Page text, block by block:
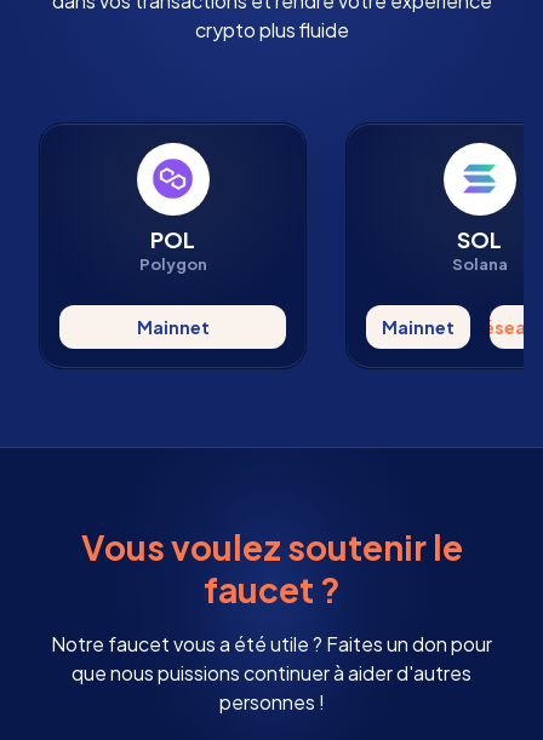
crypto plus fluide
POL
Polygon
Mainnet
SOL
Solana
Mainnet
Vous voulez soutenir le
faucet ?
Notre faucet vous a été utile ? Faites un don pour
que nous puissions continuer à aider d'autres
personnes !